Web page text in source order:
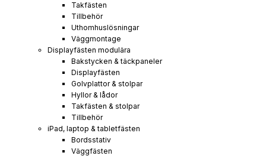
Takfästen
Tillbehör
Uthomhuslösningar
Väggmontage
Displayfästen modulära
Bakstycken & täckpaneler
Displayfästen
Golvplattor & stolpar
Hyllor & lådor
Takfästen & stolpar
Tillbehör
iPad, laptop & tabletfästen
Bordsstativ
Väggfästen